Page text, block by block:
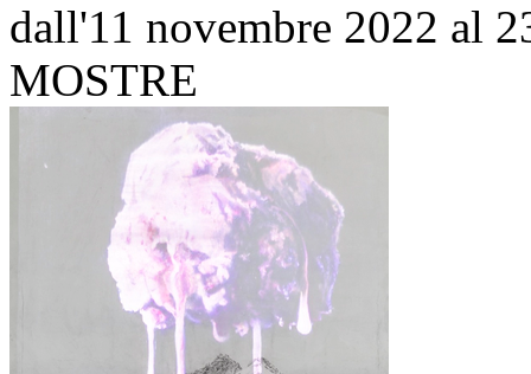
dall'11 novembre 2022 al
MOSTRE